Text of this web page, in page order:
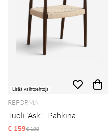
Lisää vaihtoehtoja
REFORMA
Tuoli 'Ask' - Pähkinä
€ 159Normaali hinta
€ 199